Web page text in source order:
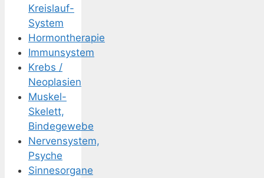
Kreislauf-
System
Hormontherapie
Immunsystem
Krebs /
Neoplasien
Muskel-
Skelett,
Bindegewebe
Nervensystem,
Psyche
Sinnesorgane